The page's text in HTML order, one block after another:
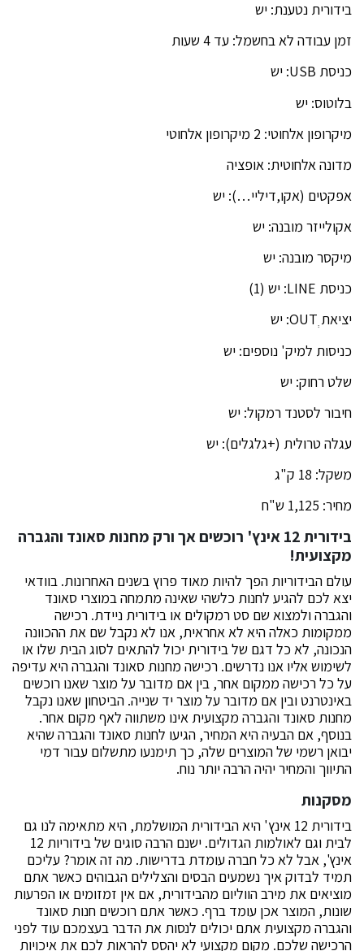
בידורית נטענת: יש
זמן עבודה לא בחשמל: עד 4 שעות
כניסת USB: יש
בלוטוס: יש
מיקרופון אלחוטי: 2 מיקרופון אלחוטי
מדונה אלחוטית: אופציה
אפקטים (אקו,דיליי…): יש
אקולייזר מובנה: יש
מיקסר מובנה: יש
כניסת LINE: יש (1)
יציאת OUTְ: יש
כניסות למיק' נוספים: יש
שלט רחוק: יש
חיבור לסטנד רמקול: יש
עגלה טרולית (+גלגלים): יש
משקל: 18 ק"ג
מחיר: 1,125 ש"ח
בידורית 12 אינץ' רוכשים אך ורק מחנות סאונד והגברה
מקצועית!
עולם הבידוריות הפך להיות מאוד פרוץ בשנים האחרונות. בוודאי
יצא לכם להגיע לחנות כלשהי שאינה מתמחה במוצרי סאונד
והגברה ולמצוא שם סט רמקולים או בידורית ניידת. רכישה
ממקומות כאלה היא לא אחראית, אנו לא נקבל שם את ההכוונה
הנכונה, לא כל דגם של בידורית יכול להתאים לסוג הבית שלו או
לשימוש אליו אנו נדרשים. רכישה מחנות סאונד והגברה היא עדיפה
על כל רכישה ממקום אחר, בין אם מדובר על מוצר שאנו רוכשים
באינטרנט ובין אם מדובר על מוצר יד שנייה. הביטחון שאנו נקבל
מחנות סאונד והגברה מקצועית אינו משתווה לאף מקום אחר.
בנוסף, אם הבעיה היא המחיר, הגיעו לחנות סאונד והגברה שהיא
יבואן רשמי של המוצרים שלה, כך תימנעו מתשלום עבור דמי
התיווך והמחיר יהיה הרבה יותר נוח.
מסקנות
בידורית 12 אינץ' היא הבידורית המושלמת, היא מתאימה לנו גם
לבית וגם לאולמות הגדולים. ישנם הרבה סוגים של בידוריות 12
אינץ', אבל לא כל חברה עומדת בדרישות. מה זה אומר? עליכם
תמיד לבדוק איך נשמעים הבסים והצלילים הגבוהים כאשר אתם
מוציאים את מירב הווליום מהבידורית, אם אין זמזומים או הפרעות
שונות, המוצר אכן עומד ברף. כאשר אתם רוכשים חנות סאונד
והגברה מקצועית אתם יכולים לנסות את הדבר בעצמכם עוד לפני
הרכישה שלכם. מקום מקצועי לא יהסס להראות לכם את איכויות